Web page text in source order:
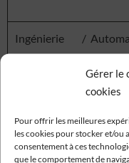
Gérer le
cookies
Pour offrir les meilleures
les cookies pour stocker et/ou
consentement à ces
que le comportement de
Ingénierie /
Programmation de
TIA Portal)